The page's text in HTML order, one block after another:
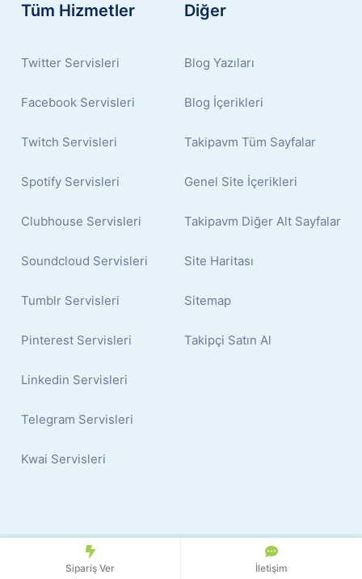
Tüm Hizmetler
Twitter Servisleri
Facebook Servisleri
Twitch Servisleri
Spotify Servisleri
Clubhouse Servisleri
Soundcloud Servisleri
Tumblr Servisleri
Pinterest Servisleri
Linkedin Servisleri
Telegram Servisleri
Kwai Servisleri
Diğer
Blog Yazıları
Blog İçerikleri
Takipavm Tüm Sayfalar
Genel Site İçerikleri
Takipavm Diğer Alt Sayfalar
Site Haritası
Sitemap
Takipçi Satın Al
© 2024 Copyright: İnstagram Takipçi Satın Al
Sipariş Ver İletişim